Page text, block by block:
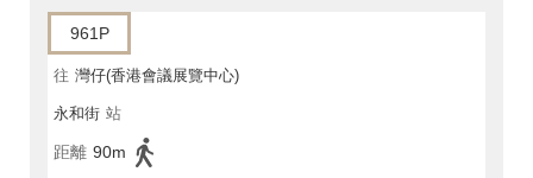
961P
往 灣仔(香港會議展覽中心)
永和街 站
距離 90m